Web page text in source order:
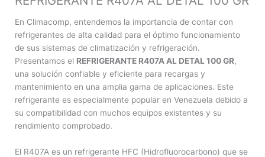
En Climacomp, entendemos la importancia de contar con
refrigerantes de alta calidad para el óptimo funcionamiento
de sus sistemas de climatización y refrigeración.
Presentamos el REFRIGERANTE R407A AL DETAL 100 GR,
una solución confiable y eficiente para recargas y
mantenimiento en una amplia gama de aplicaciones. Este
refrigerante es especialmente popular en Venezuela debido a
su compatibilidad con muchos equipos existentes y su
rendimiento comprobado.
El R407A es un refrigerante HFC (Hidrofluorocarbono) que se